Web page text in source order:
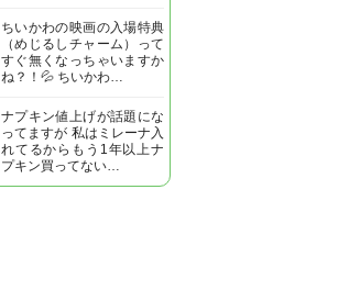
ちいかわの映画の入場特典
（めじるしチャーム）って
すぐ無くなっちゃいますか
ね？！💦 ちいかわ…
ナプキン値上げが話題にな
ってますが 私はミレーナ入
れてるからもう1年以上ナ
プキン買ってない…